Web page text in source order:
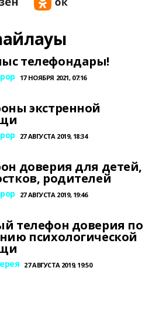
телефондары!
17 НОЯБРЯ 2021, 07:16
экстренной
27 АВГУСТА 2019, 18:34
доверия для детей,
родителей
27 АВГУСТА 2019, 19:46
телефон доверия по
психологической
27 АВГУСТА 2019, 19:50